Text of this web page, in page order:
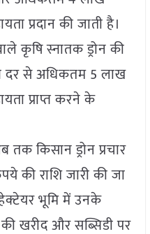
प्रदान की जाती है।
कृषि स्नातक ड्रोन की
दर से अधिकतम 5 लाख
प्राप्त करने के
किसान ड्रोन प्रचार
की राशि जारी की जा
भूमि में उनके
की खरीद और सब्सिडी पर